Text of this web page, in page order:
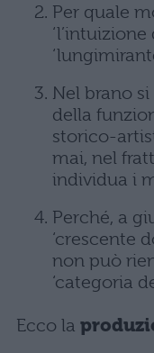
Per quale
Nel brano
della
storico-
mai, nel
individua i
Perché, a
‘crescente
non può
‘categoria
Ecco la